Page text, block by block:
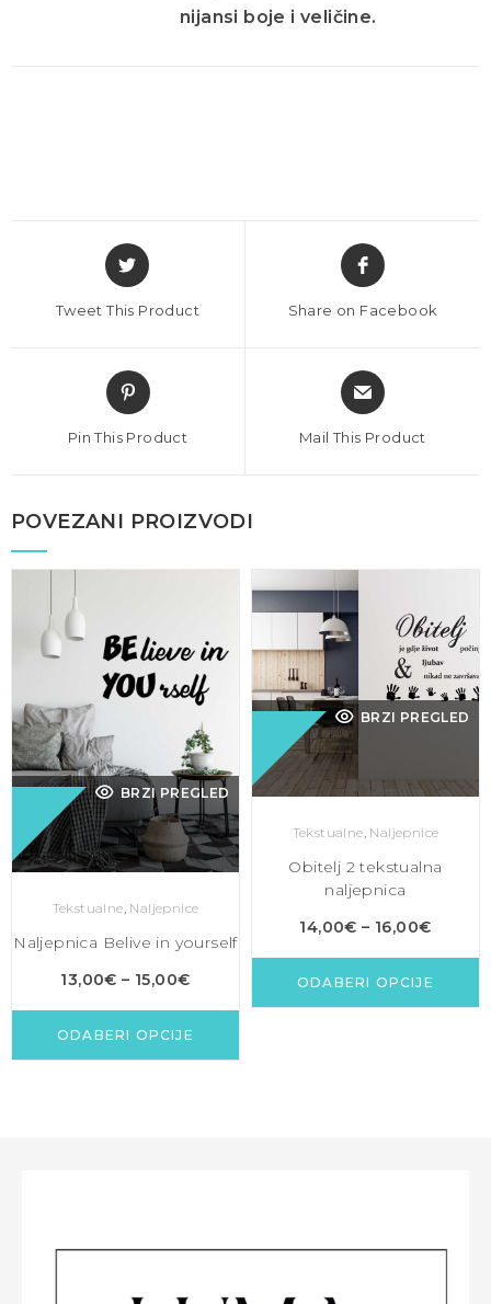
nijansi boje i veličine.
Tweet This Product Share on Facebook
Pin This Product Mail This Product
POVEZANI PROIZVODI
BRZI PREGLED
Tekstualne Naljepnice
Naljepnica Belive in yourself
13,00€ – 15,00€
ODABERI OPCIJE
BRZI PREGLED
Tekstualne Naljepnice
Obitelj 2 tekstualna
naljepnica
14,00€ – 16,00€
ODABERI OPCIJE